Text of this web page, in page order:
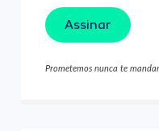
Assinar
Prometemos nunca te